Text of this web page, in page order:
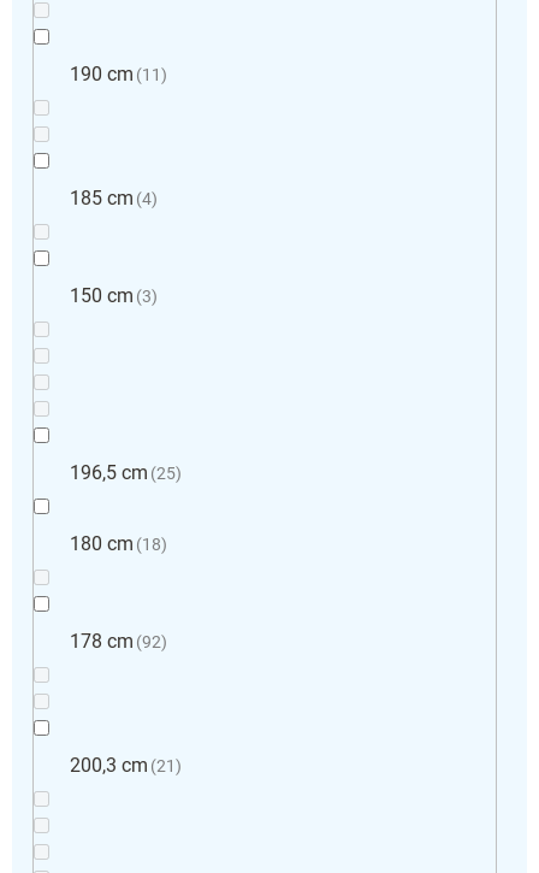
190 cm 11
185 cm 4
150 cm 3
196,5 cm 25
180 cm 18
178 cm 92
200,3 cm 21